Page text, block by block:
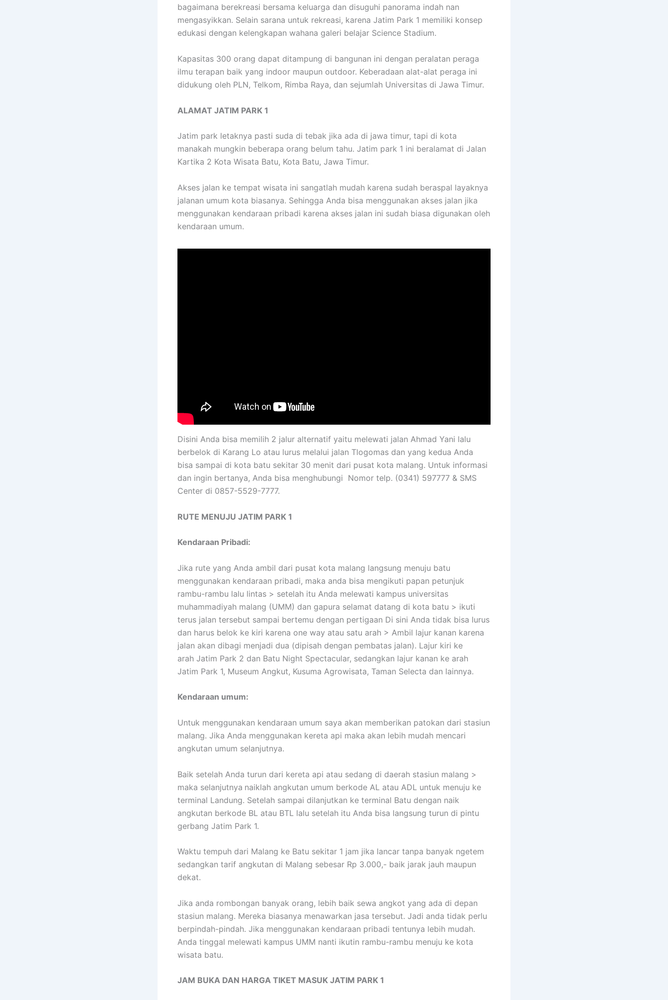
bagaimana berekreasi bersama keluarga dan disuguhi panorama indah nan
mengasyikkan. Selain sarana untuk rekreasi, karena Jatim Park 1 memiliki konsep
edukasi dengan kelengkapan wahana galeri belajar Science Stadium.
Kapasitas 300 orang dapat ditampung di bangunan ini dengan peralatan peraga
ilmu terapan baik yang indoor maupun outdoor. Keberadaan alat-alat peraga ini
didukung oleh PLN, Telkom, Rimba Raya, dan sejumlah Universitas di Jawa Timur.
ALAMAT JATIM PARK 1
Jatim park letaknya pasti suda di tebak jika ada di jawa timur, tapi di kota
manakah mungkin beberapa orang belum tahu. Jatim park 1 ini beralamat di Jalan
Kartika 2 Kota Wisata Batu, Kota Batu, Jawa Timur.
Akses jalan ke tempat wisata ini sangatlah mudah karena sudah beraspal layaknya
jalanan umum kota biasanya. Sehingga Anda bisa menggunakan akses jalan jika
menggunakan kendaraan pribadi karena akses jalan ini sudah biasa digunakan oleh
kendaraan umum.
Disini Anda bisa memilih 2 jalur alternatif yaitu melewati jalan Ahmad Yani lalu
berbelok di Karang Lo atau lurus melalui jalan Tlogomas dan yang kedua Anda
bisa sampai di kota batu sekitar 30 menit dari pusat kota malang. Untuk informasi
dan ingin bertanya, Anda bisa menghubungi Nomor telp. (0341) 597777 & SMS
Center di 0857-5529-7777.
RUTE MENUJU JATIM PARK 1
Kendaraan Pribadi:
Jika rute yang Anda ambil dari pusat kota malang langsung menuju batu
menggunakan kendaraan pribadi, maka anda bisa mengikuti papan petunjuk
rambu-rambu lalu lintas > setelah itu Anda melewati kampus universitas
muhammadiyah malang (UMM) dan gapura selamat datang di kota batu > ikuti
terus jalan tersebut sampai bertemu dengan pertigaan Di sini Anda tidak bisa lurus
dan harus belok ke kiri karena one way atau satu arah > Ambil lajur kanan karena
jalan akan dibagi menjadi dua (dipisah dengan pembatas jalan). Lajur kiri ke
arah Jatim Park 2 dan Batu Night Spectacular, sedangkan lajur kanan ke arah
Jatim Park 1, Museum Angkut, Kusuma Agrowisata, Taman Selecta dan lainnya.
Kendaraan umum:
Untuk menggunakan kendaraan umum saya akan memberikan patokan dari stasiun
malang. Jika Anda menggunakan kereta api maka akan lebih mudah mencari
angkutan umum selanjutnya.
Baik setelah Anda turun dari kereta api atau sedang di daerah stasiun malang >
maka selanjutnya naiklah angkutan umum berkode AL atau ADL untuk menuju ke
terminal Landung. Setelah sampai dilanjutkan ke terminal Batu dengan naik
angkutan berkode BL atau BTL lalu setelah itu Anda bisa langsung turun di pintu
gerbang Jatim Park 1.
Waktu tempuh dari Malang ke Batu sekitar 1 jam jika lancar tanpa banyak ngetem
sedangkan tarif angkutan di Malang sebesar Rp 3.000,- baik jarak jauh maupun
dekat.
Jika anda rombongan banyak orang, lebih baik sewa angkot yang ada di depan
stasiun malang. Mereka biasanya menawarkan jasa tersebut. Jadi anda tidak perlu
berpindah-pindah. Jika menggunakan kendaraan pribadi tentunya lebih mudah.
Anda tinggal melewati kampus UMM nanti ikutin rambu-rambu menuju ke kota
wisata batu.
JAM BUKA DAN HARGA TIKET MASUK JATIM PARK 1